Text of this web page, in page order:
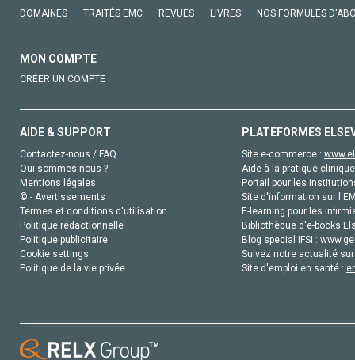
DOMAINES TRAITÉS EMC REVUES LIVRES NOS FORMULES
MON COMPTE
CRÉER UN COMPTE
AIDE & SUPPORT
Contactez-nous / FAQ
Qui sommes-nous ?
Mentions légales
© - Avertissements
Termes et conditions d'utilisation
Politique rédactionnelle
Politique publicitaire
Cookie settings
Politique de la vie privée
PLATEFORMES
Site e-commerce :
Aide à la pratique
Portail pour les
Site d'information sur
E-learning pour les
Bibliothèque d'e-books
Blog special IFSI :
Suivez notre actualité
Site d'emploi en santé :